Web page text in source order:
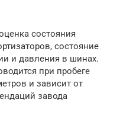
состояния
состояние
и давления в шинах.
при пробеге
и зависит от
завода